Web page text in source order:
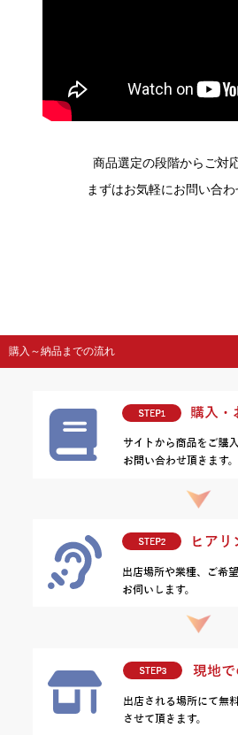
商品選定の段階からご対
まずはお気軽にお問い合わ
購入～納品までの流れ